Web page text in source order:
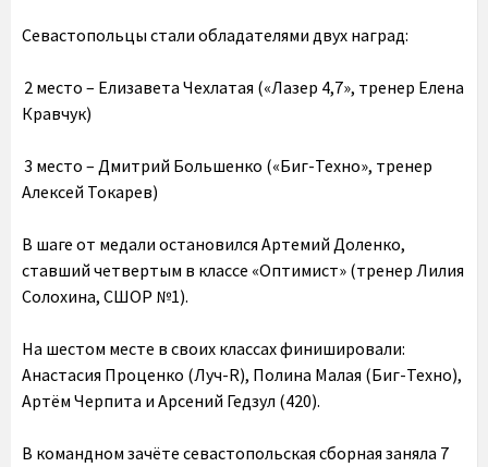
Севастопольцы стали обладателями двух наград:
2 место – Елизавета Чехлатая («Лазер 4,7», тренер Елена
Кравчук)
3 место – Дмитрий Большенко («Биг-Техно», тренер
Алексей Токарев)
В шаге от медали остановился Артемий Доленко,
ставший четвертым в классе «Оптимист» (тренер Лилия
Солохина, СШОР №1).
На шестом месте в своих классах финишировали:
Анастасия Проценко (Луч-R), Полина Малая (Биг-Техно),
Артём Черпита и Арсений Гедзул (420).
В командном зачёте севастопольская сборная заняла 7